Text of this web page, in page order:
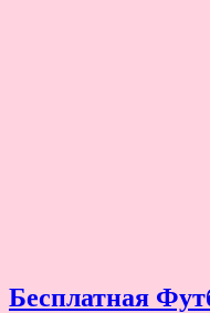
Бесплатная